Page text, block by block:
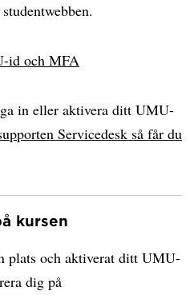
id och MFA
in eller aktivera ditt UMU-
Servicedesk så får du
kursen
plats och aktiverat ditt UMU-
dig på